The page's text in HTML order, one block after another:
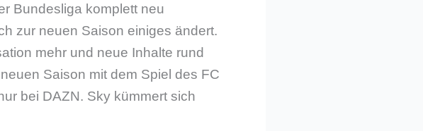
Bundesliga komplett neu
zur neuen Saison einiges ändert.
mehr und neue Inhalte rund
Saison mit dem Spiel des FC
bei DAZN. Sky kümmert sich